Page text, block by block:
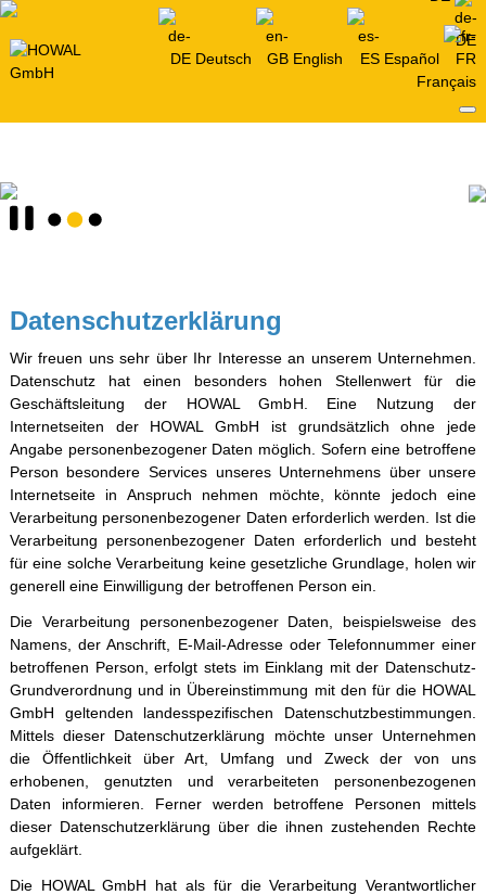
Deutsch English
Español
Français
Datenschutzerklärung
Wir freuen uns sehr über Ihr Interesse an unserem Unternehmen.
Datenschutz hat einen besonders hohen Stellenwert für die
Geschäftsleitung der HOWAL GmbH. Eine Nutzung der
Internetseiten der HOWAL GmbH ist grundsätzlich ohne jede
Angabe personenbezogener Daten möglich. Sofern eine betroffene
Person besondere Services unseres Unternehmens über unsere
Internetseite in Anspruch nehmen möchte, könnte jedoch eine
Verarbeitung personenbezogener Daten erforderlich werden. Ist die
Verarbeitung personenbezogener Daten erforderlich und besteht
für eine solche Verarbeitung keine gesetzliche Grundlage, holen wir
generell eine Einwilligung der betroffenen Person ein.
Die Verarbeitung personenbezogener Daten, beispielsweise des
Namens, der Anschrift, E-Mail-Adresse oder Telefonnummer einer
betroffenen Person, erfolgt stets im Einklang mit der Datenschutz-
Grundverordnung und in Übereinstimmung mit den für die HOWAL
GmbH geltenden landesspezifischen Datenschutzbestimmungen.
Mittels dieser Datenschutzerklärung möchte unser Unternehmen
die Öffentlichkeit über Art, Umfang und Zweck der von uns
erhobenen, genutzten und verarbeiteten personenbezogenen
Daten informieren. Ferner werden betroffene Personen mittels
dieser Datenschutzerklärung über die ihnen zustehenden Rechte
aufgeklärt.
Die HOWAL GmbH hat als für die Verarbeitung Verantwortlicher